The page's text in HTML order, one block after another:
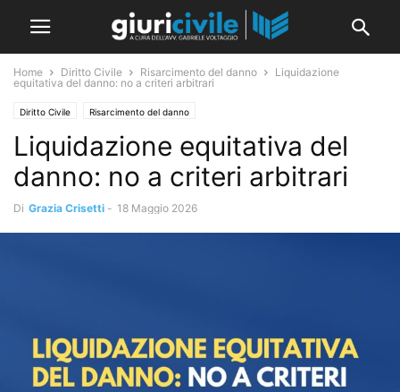
Home Diritto Civile Risarcimento del danno
Liquidazione
equitativa del danno: no a criteri arbitrari
Diritto Civile Risarcimento del danno
Liquidazione equitativa del
danno: no a criteri arbitrari
Di Grazia Crisetti - 18 Maggio 2026